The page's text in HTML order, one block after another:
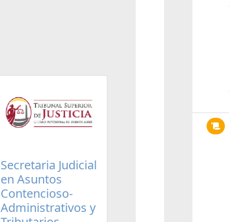
Secretaria Judicial
en Asuntos
Contencioso-
Administrativos y